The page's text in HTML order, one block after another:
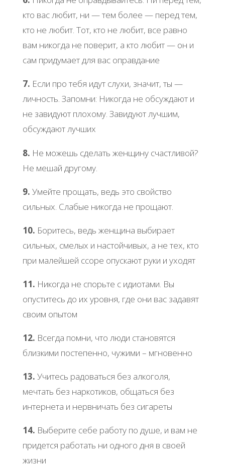
кто вас любит, ни — тем более — перед тем,
кто не любит. Тот, кто не любит, все равно
вам никогда не поверит, а кто любит — он и
сам придумает для вас оправдание
7. Если про тебя идут слухи, значит, ты —
личность. Запомни: Никогда не обсуждают и
не завидуют плохому. Завидуют лучшим,
обсуждают лучших
8. Не можешь сделать женщину счастливой?
Не мешай другому.
9. Умейте прощать, ведь это свойство
сильных. Слабые никогда не прощают.
10. Боритесь, ведь женщина выбирает
сильных, смелых и настойчивых, а не тех, кто
при малейшей ссоре опускают руки и уходят
11. Никогда не спорьте с идиотами. Вы
опуститесь до их уровня, где они вас задавят
своим опытом
12. Всегда помни, что люди становятся
близкими постепенно, чужими – мгновенно
13. Учитесь радоваться без алкоголя,
мечтать без наркотиков, общаться без
интернета и нервничать без сигареты
14. Выберите себе работу по душе, и вам не
придется работать ни одного дня в своей
жизни